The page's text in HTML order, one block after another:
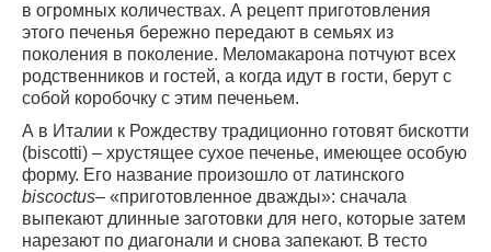
в огромных количествах. А рецепт приготовления
этого печенья бережно передают в семьях из
поколения в поколение. Меломакарона потчуют всех
родственников и гостей, а когда идут в гости, берут с
собой коробочку с этим печеньем.
А в Италии к Рождеству традиционно готовят бискотти
(biscotti) – хрустящее сухое печенье, имеющее особую
форму. Его название произошло от латинского
biscoctus– «приготовленное дважды»: сначала
выпекают длинные заготовки для него, которые затем
нарезают по диагонали и снова запекают. В тесто